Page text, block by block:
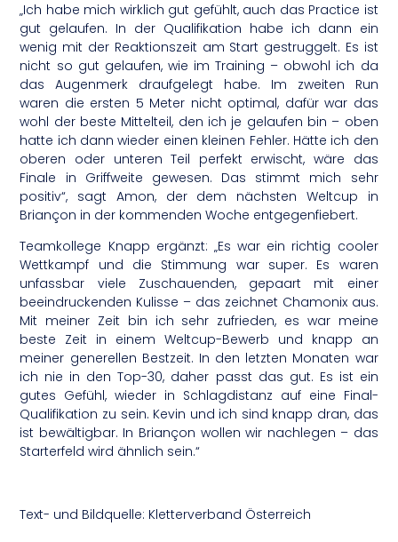
„Ich habe mich wirklich gut gefühlt, auch das Practice ist
gut gelaufen. In der Qualifikation habe ich dann ein
wenig mit der Reaktionszeit am Start gestruggelt. Es ist
nicht so gut gelaufen, wie im Training – obwohl ich da
das Augenmerk draufgelegt habe. Im zweiten Run
waren die ersten 5 Meter nicht optimal, dafür war das
wohl der beste Mittelteil, den ich je gelaufen bin – oben
hatte ich dann wieder einen kleinen Fehler. Hätte ich den
oberen oder unteren Teil perfekt erwischt, wäre das
Finale in Griffweite gewesen. Das stimmt mich sehr
positiv“, sagt Amon, der dem nächsten Weltcup in
Briançon in der kommenden Woche entgegenfiebert.
Teamkollege Knapp ergänzt: „Es war ein richtig cooler
Wettkampf und die Stimmung war super. Es waren
unfassbar viele Zuschauenden, gepaart mit einer
beeindruckenden Kulisse – das zeichnet Chamonix aus.
Mit meiner Zeit bin ich sehr zufrieden, es war meine
beste Zeit in einem Weltcup-Bewerb und knapp an
meiner generellen Bestzeit. In den letzten Monaten war
ich nie in den Top-30, daher passt das gut. Es ist ein
gutes Gefühl, wieder in Schlagdistanz auf eine Final-
Qualifikation zu sein. Kevin und ich sind knapp dran, das
ist bewältigbar. In Briançon wollen wir nachlegen – das
Starterfeld wird ähnlich sein.“
Text- und Bildquelle: Kletterverband Österreich